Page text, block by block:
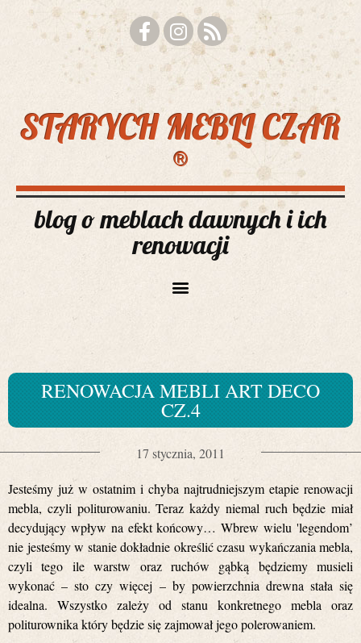
STARYCH MEBLI CZAR
®
blog o meblach dawnych i ich
renowacji
RENOWACJA MEBLI ART DECO
CZ.4
17 stycznia, 2011
Jesteśmy już w ostatnim i chyba najtrudniejszym etapie renowacji
mebla, czyli politurowaniu. Teraz każdy niemal ruch będzie miał
decydujący wpływ na efekt końcowy… Wbrew wielu 'legendom’
nie jesteśmy w stanie dokładnie określić czasu wykańczania mebla,
czyli tego ile warstw oraz ruchów gąbką będziemy musieli
wykonać – sto czy więcej – by powierzchnia drewna stała się
idealna. Wszystko zależy od stanu konkretnego mebla oraz
politurownika który będzie się zajmował jego polerowaniem.